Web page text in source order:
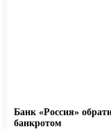
Банк «Россия»
банкротом